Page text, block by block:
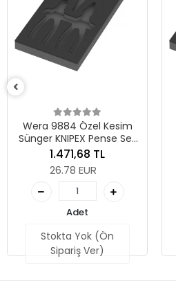
Wera 9884 Özel Kesim
Sünger KNIPEX Pense Set
VDE 1, boş, 172 x 30 x 392
mm
1.471,68 TL
26.78 EUR
Adet
Stokta Yok (Ön
Sipariş Ver)